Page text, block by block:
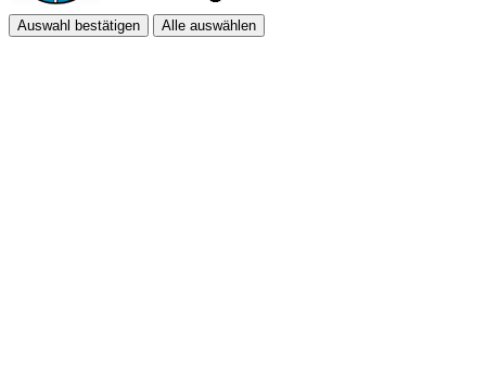
Auswahl bestätigen Alle auswählen